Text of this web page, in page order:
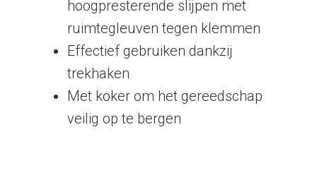
hoogpresterende slijpen met
ruimtegleuven tegen klemmen
Effectief gebruiken dankzij
trekhaken
Met koker om het gereedschap
veilig op te bergen